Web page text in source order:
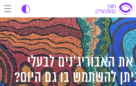
האבוריג'נים לבעלי
להשתמש בו גם היום?